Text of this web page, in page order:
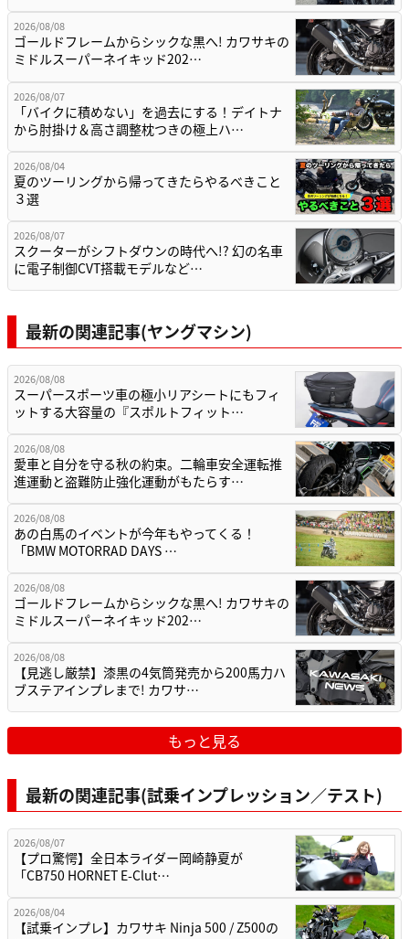
2026/08/08
ゴールドフレームからシックな黒へ! カワサキの
ミドルスーパーネイキッド202…
2026/08/07
「バイクに積めない」を過去にする！デイトナ
から肘掛け＆高さ調整枕つきの極上ハ…
2026/08/04
夏のツーリングから帰ってきたらやるべきこと
３選
2026/08/07
スクーターがシフトダウンの時代へ!? 幻の名車
に電子制御CVT搭載モデルなど…
最新の関連記事(ヤングマシン)
2026/08/08
スーパースポーツ車の極小リアシートにもフィ
ットする大容量の『スポルトフィット…
2026/08/08
愛車と自分を守る秋の約束。二輪車安全運転推
進運動と盗難防止強化運動がもたらす…
2026/08/08
あの白馬のイベントが今年もやってくる！
「BMW MOTORRAD DAYS …
2026/08/08
ゴールドフレームからシックな黒へ! カワサキの
ミドルスーパーネイキッド202…
2026/08/08
【見逃し厳禁】漆黒の4気筒発売から200馬力ハ
ブステアインプレまで! カワサ…
もっと見る
最新の関連記事(試乗インプレッション／テスト)
2026/08/07
【プロ驚愕】全日本ライダー岡崎静夏が
「CB750 HORNET E-Clut…
2026/08/04
【試乗インプレ】カワサキ Ninja 500 / Z500の